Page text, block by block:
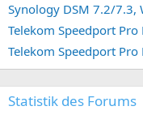
Telekom Speedport
Telekom Speedport
Statistik des Forums